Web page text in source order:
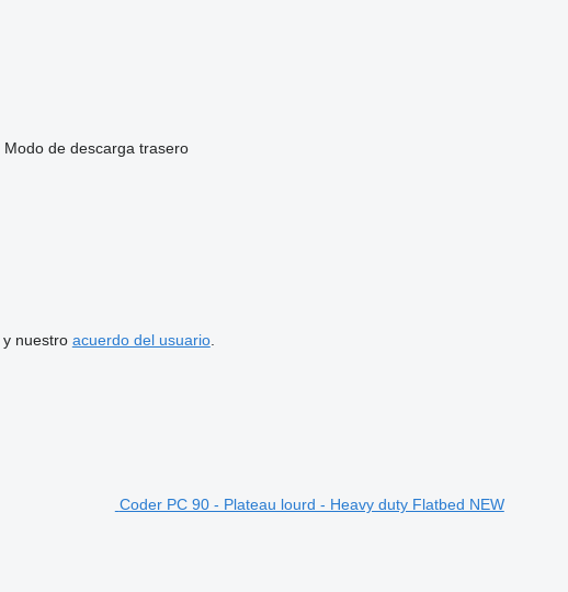
Modo de descarga trasero
y nuestro acuerdo del usuario.
Coder PC 90 - Plateau lourd - Heavy duty Flatbed NEW